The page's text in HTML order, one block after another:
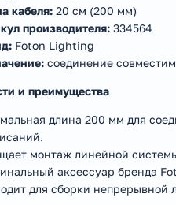
кабеля: 20 см (200 мм)
производителя: 334564
Foton Lighting
соединение
и преимущества
длина 200 мм для
монтаж линейной
аксессуар бренда
для сборки